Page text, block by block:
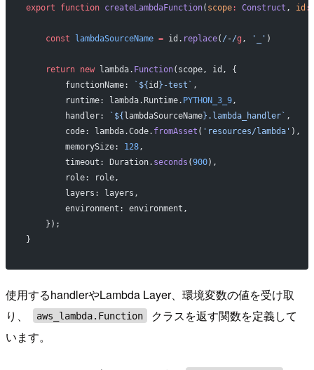
export function createLambdaFunction( scope: Construct , id :
    const
lambdaSourceName = id. replace( / -/g, '_' )
    return
new lambda. Function(scope, id, {
        functionName:
`${id }-test` ,
        runtime: lambda.Runtime.
PYTHON_3_9,
        handler:
`${lambdaSourceName}.lambda_handler` ,
        code: lambda.Code.
fromAsset ( 'resources/lambda' ),
        memorySize:
128,
        timeout: Duration.
seconds (900),
        role: role,
        layers: layers,
        environment: environment,
    });
}
使用するhandlerやLambda Layer、環境変数の値を受け取
り、
aws_lambda.Function
クラスを返す関数を定義して
います。